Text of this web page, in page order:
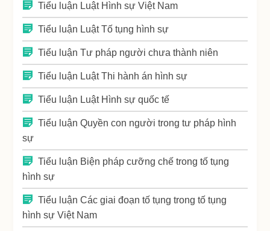
Tiểu luận Luật Hình sự Việt Nam
Tiểu luận Luật Tố tụng hình sự
Tiểu luận Tư pháp người chưa thành niên
Tiểu luận Luật Thi hành án hình sự
Tiểu luận Luật Hình sự quốc tế
Tiểu luận Quyền con người trong tư pháp hình
sự
Tiểu luận Biện pháp cưỡng chế trong tố tụng
hình sự
Tiểu luận Các giai đoạn tố tụng trong tố tụng
hình sự Việt Nam